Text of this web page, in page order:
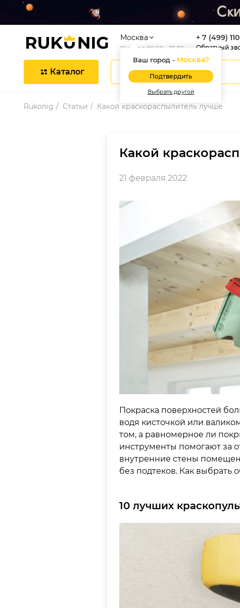
Москва
Пн-Пт с 09:00 - 17:30
Ваш город - Москва?
Подтвердить
Выбрать другой
+ 7 (499)
Обратный
Каталог
Rukonig Статьи Какой краскораспылитель лучше
Какой
21 февраля 2022
Покраска поверхностей
водя кисточкой или
том, а равномерное ли
инструменты помогают за
внутренние стены
без подтеков. Как выбрать
10 лучших